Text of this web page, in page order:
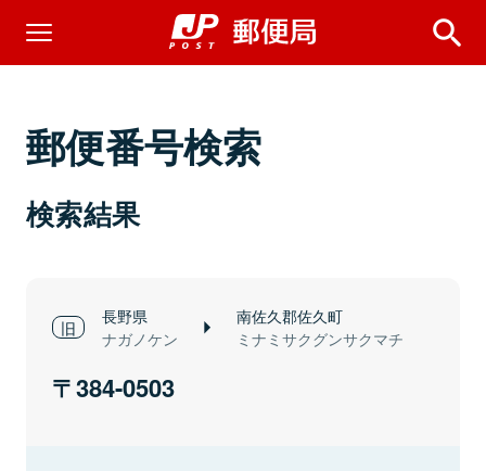
郵便番号検索
検索結果
長野県
ナガノケン
南佐久郡佐久町
ミナミサクグンサクマチ
384-0503